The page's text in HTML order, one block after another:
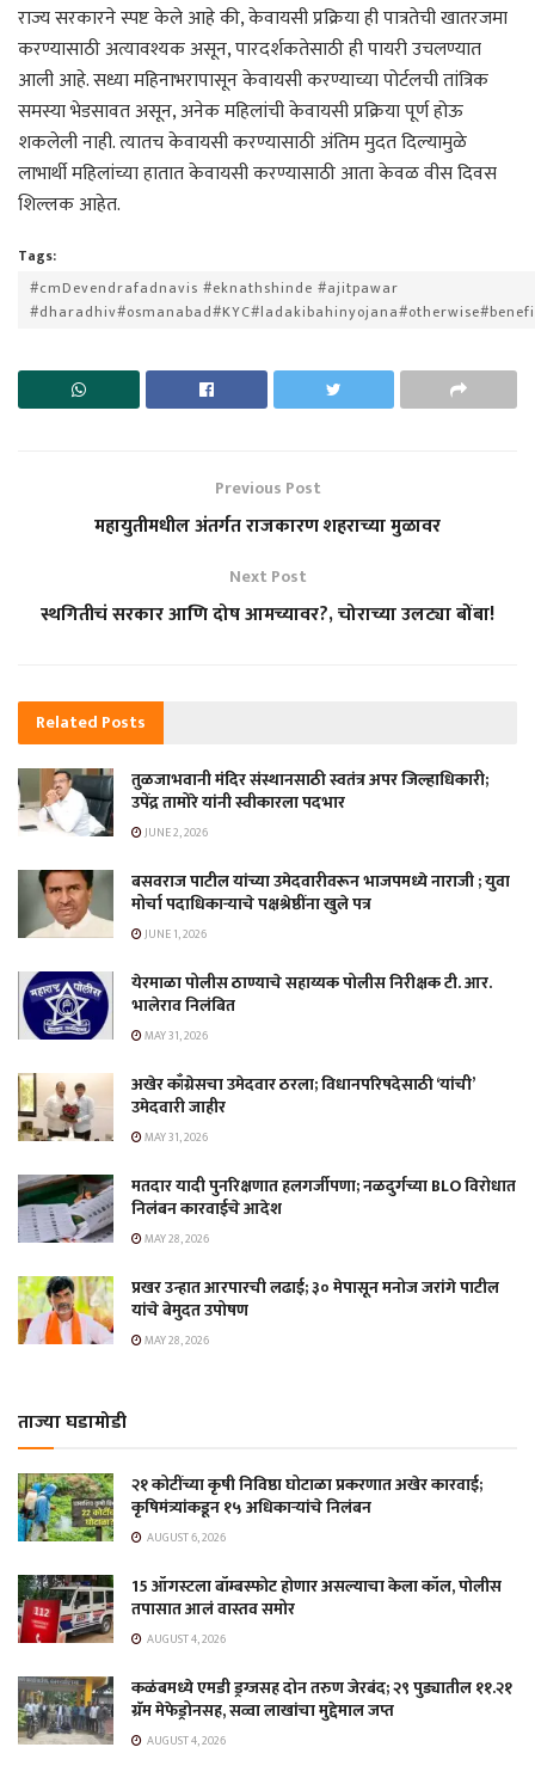
राज्य सरकारने स्पष्ट केले आहे की, केवायसी प्रक्रिया ही पात्रतेची खातरजमा
करण्यासाठी अत्यावश्यक असून, पारदर्शकतेसाठी ही पायरी उचलण्यात
आली आहे. सध्या महिनाभरापासून केवायसी करण्याच्या पोर्टलची तांत्रिक
समस्या भेडसावत असून, अनेक महिलांची केवायसी प्रक्रिया पूर्ण होऊ
शकलेली नाही. त्यातच केवायसी करण्यासाठी अंतिम मुदत दिल्यामुळे
लाभार्थी महिलांच्या हातात केवायसी करण्यासाठी आता केवळ वीस दिवस
शिल्लक आहेत.
Tags:
#cmDevendrafadnavis #eknathshinde #ajitpawar
Previous Post
महायुतीमधील अंतर्गत राजकारण शहराच्या मुळावर
Next Post
स्थगितीचं सरकार आणि दोष आमच्यावर?, चोराच्या उलट्या बोंबा!
Related Posts
तुळजाभवानी मंदिर संस्थानसाठी स्वतंत्र अपर जिल्हाधिकारी;
उपेंद्र तामोरे यांनी स्वीकारला पदभार
JUNE 2, 2026
बसवराज पाटील यांच्या उमेदवारीवरून भाजपमध्ये नाराजी ; युवा
मोर्चा पदाधिकाऱ्याचे पक्षश्रेष्ठींना खुले पत्र
JUNE 1, 2026
येरमाळा पोलीस ठाण्याचे सहाय्यक पोलीस निरीक्षक टी. आर.
भालेराव निलंबित
MAY 31, 2026
अखेर काँग्रेसचा उमेदवार ठरला; विधानपरिषदेसाठी ‘यांची’
उमेदवारी जाहीर
MAY 31, 2026
मतदार यादी पुनरिक्षणात हलगर्जीपणा; नळदुर्गच्या BLO विरोधात
निलंबन कारवाईचे आदेश
MAY 28, 2026
प्रखर उन्हात आरपारची लढाई; ३० मेपासून मनोज जरांगे पाटील
यांचे बेमुदत उपोषण
MAY 28, 2026
ताज्या घडामोडी
२१ कोटींच्या कृषी निविष्ठा घोटाळा प्रकरणात अखेर कारवाई;
कृषिमंत्र्यांकडून १५ अधिकाऱ्यांचे निलंबन
AUGUST 6, 2026
15 ऑगस्टला बॉम्बस्फोट होणार असल्याचा केला कॉल, पोलीस
तपासात आलं वास्तव समोर
AUGUST 4, 2026
कळंबमध्ये एमडी ड्रग्जसह दोन तरुण जेरबंद; २९ पुड्यातील ११.२१
ग्रॅम मेफेड्रोनसह, सव्वा लाखांचा मुद्देमाल जप्त
AUGUST 4, 2026